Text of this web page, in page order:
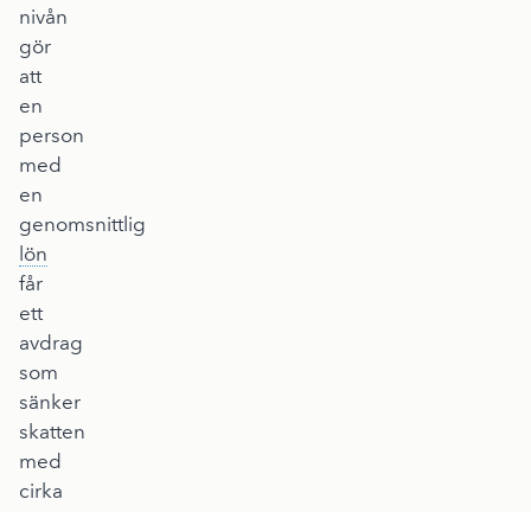
nivån
gör
att
en
person
med
en
genomsnittlig
lön
får
ett
avdrag
som
sänker
skatten
med
cirka